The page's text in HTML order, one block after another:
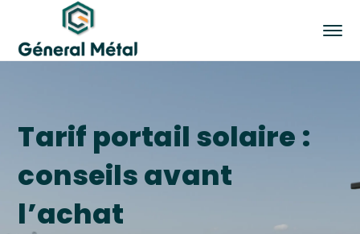
Tarif portail solaire :
conseils avant
l’achat